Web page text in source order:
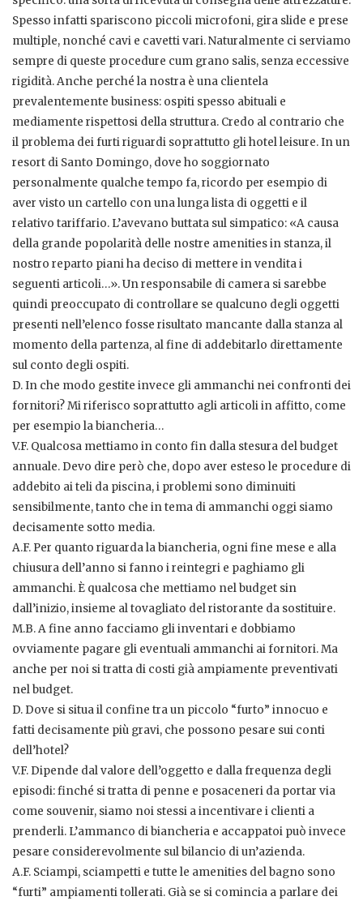
Spesso infatti spariscono piccoli microfoni, gira slide e prese
multiple, nonché cavi e cavetti vari. Naturalmente ci serviamo
sempre di queste procedure cum grano salis, senza eccessive
rigidità. Anche perché la nostra è una clientela
prevalentemente business: ospiti spesso abituali e
mediamente rispettosi della struttura. Credo al contrario che
il problema dei furti riguardi soprattutto gli hotel leisure. In un
resort di Santo Domingo, dove ho soggiornato
personalmente qualche tempo fa, ricordo per esempio di
aver visto un cartello con una lunga lista di oggetti e il
relativo tariffario. L’avevano buttata sul simpatico: «A causa
della grande popolarità delle nostre amenities in stanza, il
nostro reparto piani ha deciso di mettere in vendita i
seguenti articoli…». Un responsabile di camera si sarebbe
quindi preoccupato di controllare se qualcuno degli oggetti
presenti nell’elenco fosse risultato mancante dalla stanza al
momento della partenza, al fine di addebitarlo direttamente
sul conto degli ospiti.
D. In che modo gestite invece gli ammanchi nei confronti dei
fornitori? Mi riferisco soprattutto agli articoli in affitto, come
per esempio la biancheria…
V.F. Qualcosa mettiamo in conto fin dalla stesura del budget
annuale. Devo dire però che, dopo aver esteso le procedure di
addebito ai teli da piscina, i problemi sono diminuiti
sensibilmente, tanto che in tema di ammanchi oggi siamo
decisamente sotto media.
A.F. Per quanto riguarda la biancheria, ogni fine mese e alla
chiusura dell’anno si fanno i reintegri e paghiamo gli
ammanchi. È qualcosa che mettiamo nel budget sin
dall’inizio, insieme al tovagliato del ristorante da sostituire.
M.B. A fine anno facciamo gli inventari e dobbiamo
ovviamente pagare gli eventuali ammanchi ai fornitori. Ma
anche per noi si tratta di costi già ampiamente preventivati
nel budget.
D. Dove si situa il confine tra un piccolo “furto” innocuo e
fatti decisamente più gravi, che possono pesare sui conti
dell’hotel?
V.F. Dipende dal valore dell’oggetto e dalla frequenza degli
episodi: finché si tratta di penne e posaceneri da portar via
come souvenir, siamo noi stessi a incentivare i clienti a
prenderli. L’ammanco di biancheria e accappatoi può invece
pesare considerevolmente sul bilancio di un’azienda.
A.F. Sciampi, sciampetti e tutte le amenities del bagno sono
“furti” ampiamenti tollerati. Già se si comincia a parlare dei